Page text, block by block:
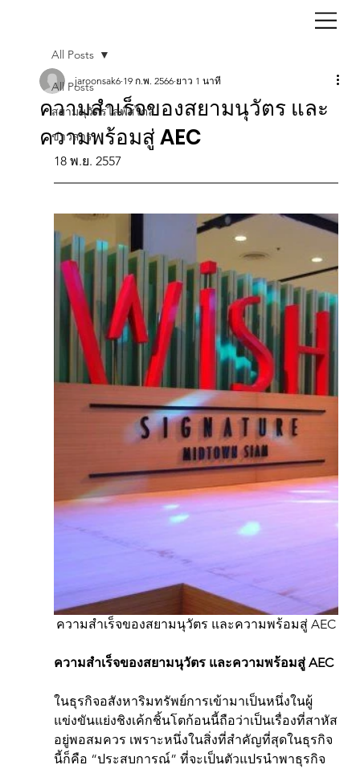
All Posts
สยามนุวัตรไลฟ์สไตล์
ข่าวสาร
All Posts
ความสำเร็จของสยามนุวัตร และ
ความพร้อมสู่ AEC
jaroonsak6 19 ก.พ. 2566 ยาว 1 นาที
18 พ.ย. 2557
ความสำเร็จของสยามนุวัตร และความพร้อมสู่ AEC
ความสำเร็จของสยามนุวัตร และความพร้อมสู่ AEC
ในธุรกิจอสังหาริมทรัพย์การเข้ามาเป็นหนึ่งในผู้
แข่งขันแย่งชิงเค้กชิ้นโตก้อนนี้ถือว่าเป็นเรื่องที่สาหัส
อยู่พอสมควร เพราะหนึ่งในสิ่งที่สำคัญที่สุดในธุรกิจ
นี้ก็คือ “ประสบการณ์” ที่จะเป็นตัวแปรนำพาธุรกิจ